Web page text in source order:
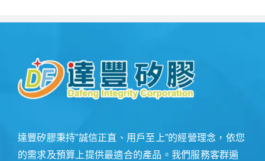
達豐矽膠秉持”誠信正直、用戶至上”的經營理念，依您
的需求及預算上提供最適合的產品。我們服務客群遍